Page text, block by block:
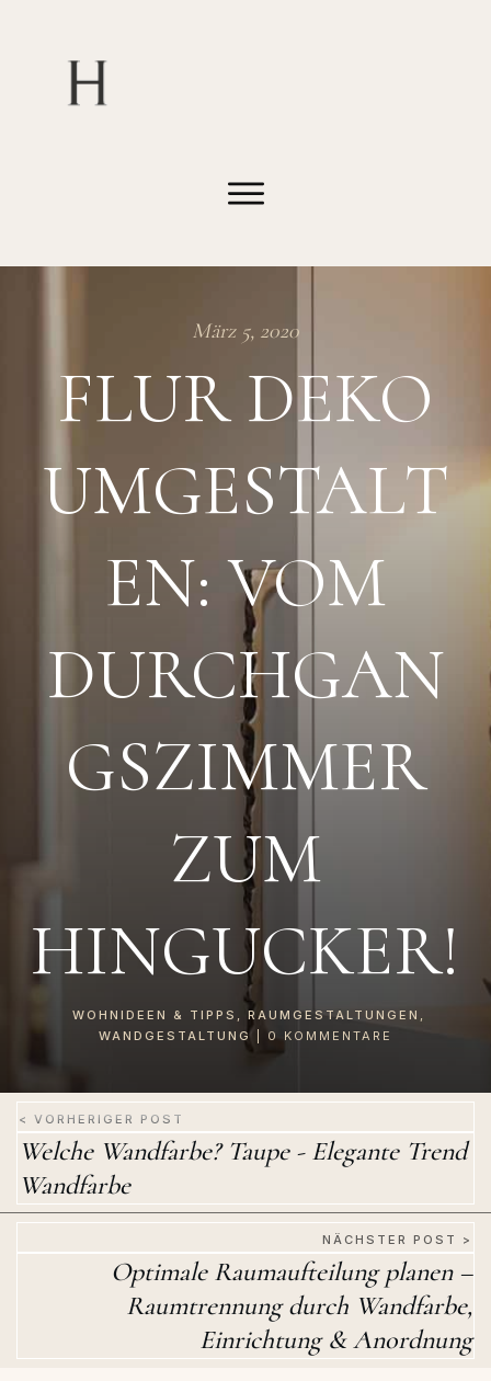
März 5, 2020
FLUR DEKO
UMGESTALT
EN: VOM
DURCHGAN
GSZIMMER
ZUM
HINGUCKER!
WOHNIDEEN & TIPPS , RAUMGESTALTUNGEN ,
WANDGESTALTUNG
0 KOMMENTARE
< VORHERIGER POST
Welche Wandfarbe? Taupe - Elegante Trend
Wandfarbe
NÄCHSTER POST >
Optimale Raumaufteilung planen –
Raumtrennung durch Wandfarbe,
Einrichtung & Anordnung